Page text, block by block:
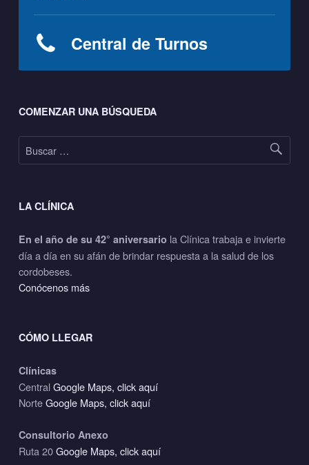
Central de Turnos
COMENZAR UNA BÚSQUEDA
Buscar:
LA CLÍNICA
En el año de su 42° aniversario la Clínica trabaja e invierte
día a día en su afán de brindar respuesta a la salud de los
cordobeses.
Conócenos más
CÓMO LLEGAR
Clínicas
CentralGoogle Maps, click aquí
NorteGoogle Maps, click aquí
Consultorio Anexo
Ruta 20Google Maps, click aquí